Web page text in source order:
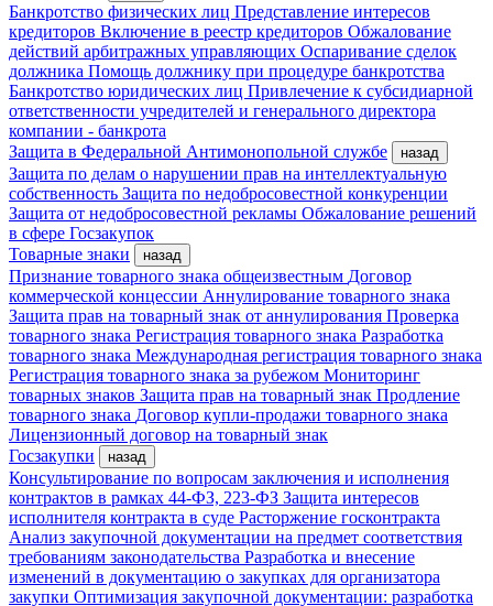
Банкротство физических лиц Представление интересов
кредиторов Включение в реестр кредиторов Обжалование
действий арбитражных управляющих Оспаривание сделок
должника Помощь должнику при процедуре банкротства
Банкротство юридических лиц Привлечение к субсидиарной
ответственности учредителей и генерального директора
компании - банкрота
Защита в Федеральной Антимонопольной службе
назад
Защита по делам о нарушении прав на интеллектуальную
собственность Защита по недобросовестной конкуренции
Защита от недобросовестной рекламы Обжалование решений
в сфере Госзакупок
Товарные знаки
назад
Признание товарного знака общеизвестным Договор
коммерческой концессии Аннулирование товарного знака
Защита прав на товарный знак от аннулирования Проверка
товарного знака Регистрация товарного знака Разработка
товарного знака Международная регистрация товарного знака
Регистрация товарного знака за рубежом Мониторинг
товарных знаков Защита прав на товарный знак Продление
товарного знака Договор купли-продажи товарного знака
Лицензионный договор на товарный знак
Госзакупки
назад
Консультирование по вопросам заключения и исполнения
контрактов в рамках 44-ФЗ, 223-ФЗ Защита интересов
исполнителя контракта в суде Расторжение госконтракта
Анализ закупочной документации на предмет соответствия
требованиям законодательства Разработка и внесение
изменений в документацию о закупках для организатора
закупки Оптимизация закупочной документации: разработка